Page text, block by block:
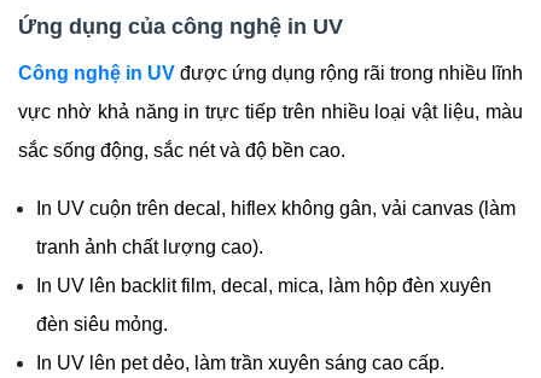
Ứng dụng của công nghệ in UV
Công nghệ in UV được ứng dụng rộng rãi trong nhiều lĩnh
vực nhờ khả năng in trực tiếp trên nhiều loại vật liệu, màu
sắc sống động, sắc nét và độ bền cao.
In UV cuộn trên decal, hiflex không gân, vải canvas (làm
tranh ảnh chất lượng cao).
In UV lên backlit film, decal, mica, làm hộp đèn xuyên
đèn siêu mỏng.
In UV lên pet dẻo, làm trần xuyên sáng cao cấp.